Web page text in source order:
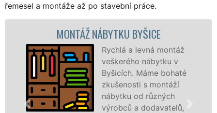
řemesel a montáže až po stavební práce.
MONTÁŽ NÁBYTKU BYŠICE
Rychlá a levná montáž
veškerého nábytku v
Byšicích. Máme bohaté
zkušenosti s montáží
nábytku od různých
výrobců a dodavatelů,